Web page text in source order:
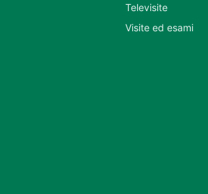
Televisite
Visite ed esami